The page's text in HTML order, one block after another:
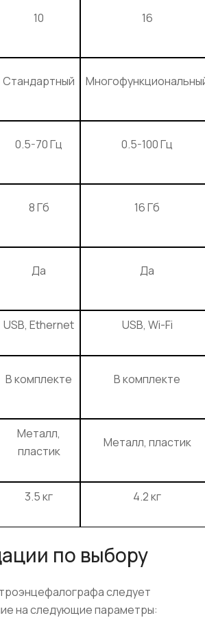
10 16
Стандартный
0.5-70 Гц 0.5-100 Гц
8 Гб 16 Гб
Да Да
USB, Ethernet USB, Wi-Fi
В комплекте В комплекте
Металл,
пластик
Металл, пластик
3.5 кг 4.2 кг
по выбору
следует
на следующие параметры: